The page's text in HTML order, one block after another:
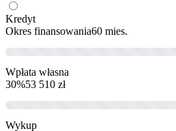
Kredyt
Okres finansowania60 mies.
Wpłata własna
30%53 510 zł
Wykup